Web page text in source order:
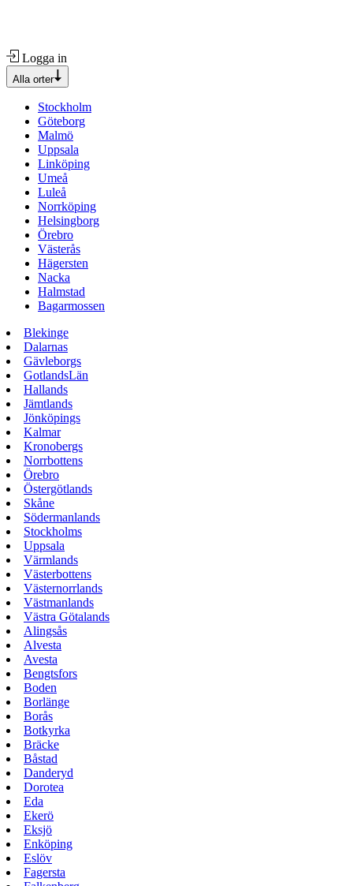
Logga in
Alla orter
Stockholm
Göteborg
Malmö
Uppsala
Linköping
Umeå
Luleå
Norrköping
Helsingborg
Örebro
Västerås
Hägersten
Nacka
Halmstad
Bagarmossen
Blekinge
Dalarnas
Gävleborgs
GotlandsLän
Hallands
Jämtlands
Jönköpings
Kalmar
Kronobergs
Norrbottens
Örebro
Östergötlands
Skåne
Södermanlands
Stockholms
Uppsala
Värmlands
Västerbottens
Västernorrlands
Västmanlands
Västra Götalands
Alingsås
Alvesta
Avesta
Bengtsfors
Boden
Borlänge
Borås
Botkyrka
Bräcke
Båstad
Danderyd
Dorotea
Eda
Ekerö
Eksjö
Enköping
Eslöv
Fagersta